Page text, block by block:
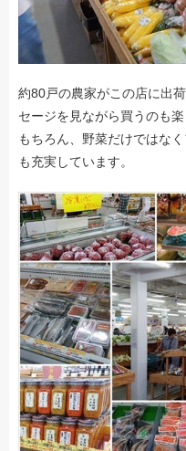
約80戸の農家がこの店に出
セージを見ながら買うのも楽
もちろん、野菜だけではな
も充実しています。